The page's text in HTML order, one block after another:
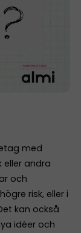
med
andra
och
risk, eller i
kan också
idéer och